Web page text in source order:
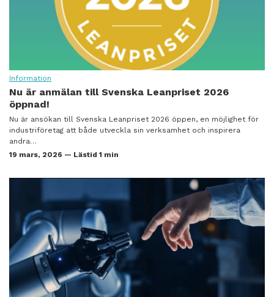
Information
Nu är anmälan till Svenska Leanpriset 2026
öppnad!
Nu är ansökan till Svenska Leanpriset 2026 öppen, en möjlighet för
industriföretag att både utveckla sin verksamhet och inspirera
andra…
19 mars, 2026 — Lästid 1 min